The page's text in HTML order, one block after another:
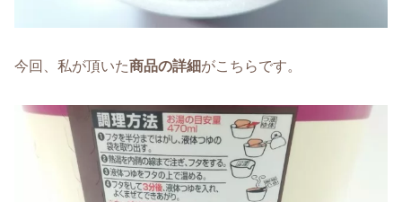
今回、私が頂いた商品の詳細がこちらです。